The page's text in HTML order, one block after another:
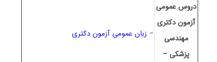
دروس عمومی
آزمون دکتری
مهندسی
پزشکی –
– زبان عمومی آزمون دکتری